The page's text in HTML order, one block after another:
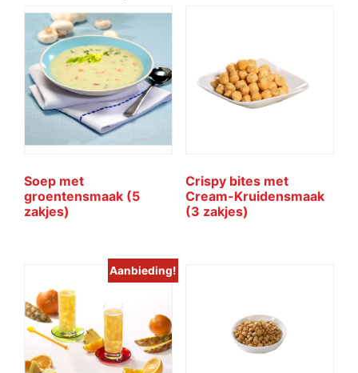
Soep met
groentensmaak (5
zakjes)
Crispy bites met
Cream-Kruidensmaak
(3 zakjes)
Aanbieding!